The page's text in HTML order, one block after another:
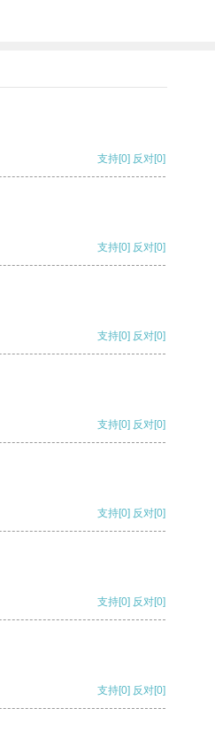
支持[0] 反对[0]
支持[0] 反对[0]
支持[0] 反对[0]
支持[0] 反对[0]
支持[0] 反对[0]
支持[0] 反对[0]
支持[0] 反对[0]